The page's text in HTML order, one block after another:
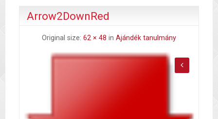
Arrow2DownRed
Original size: 62 × 48 in Ajándék tanulmány